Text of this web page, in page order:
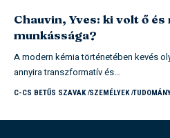
Chauvin, Yves: ki volt ő
munkássága?
A modern kémia történetében kevés
annyira transzformatív és…
C-CS BETŰS SZAVAK SZEMÉLYEK